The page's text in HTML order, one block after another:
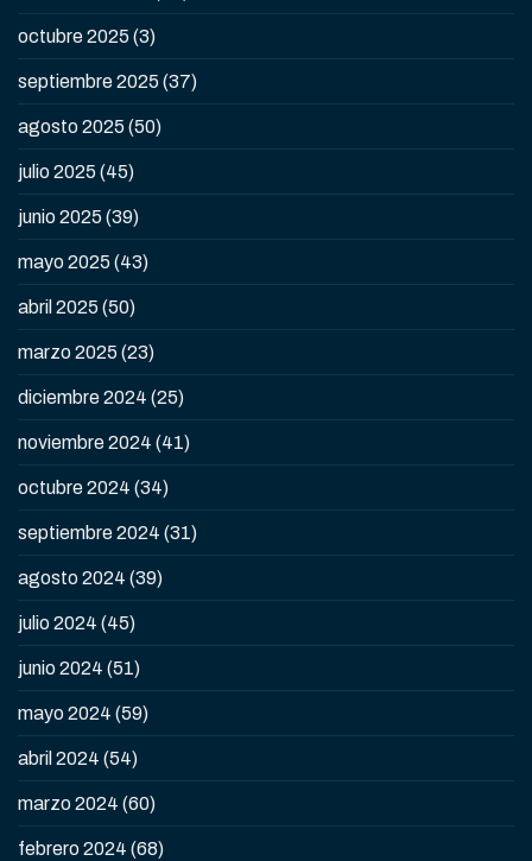
octubre 2025 (3)
septiembre 2025 (37)
agosto 2025 (50)
julio 2025 (45)
junio 2025 (39)
mayo 2025 (43)
abril 2025 (50)
marzo 2025 (23)
diciembre 2024 (25)
noviembre 2024 (41)
octubre 2024 (34)
septiembre 2024 (31)
agosto 2024 (39)
julio 2024 (45)
junio 2024 (51)
mayo 2024 (59)
abril 2024 (54)
marzo 2024 (60)
febrero 2024 (68)